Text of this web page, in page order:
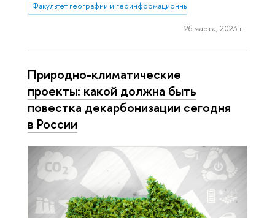
Факультет географии и геоинформационных технологий
26 марта, 2023 г.
Природно-климатические
проекты: какой должна быть
повестка декарбонизации сегодня
в России